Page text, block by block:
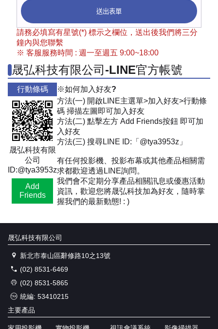
送出表單
請務必填寫有星號(*) 標示之欄位，送出後我們將三分
鐘內與您聯繫
※ 客服服務時間 : 週一至週五 9:00~18:00
晟弘科技有限公司-LINE官方帳號
行動條碼
晟弘科技有限
公司
ID:@tya3953z
Add
Friends
※如何加入好友?
方法(一) 開啟LINE主選單>加入好友>行動條
碼 掃描左圖即可加入好友
方法(二) 點擊左方 Add Friends按鈕 即可加
入好友
方法(三) 搜尋LINE ID:「@tya3953z」
有任何投影機、投影布幕或其他產品相關需
求都歡迎透過LINE詢問。
我們會不定期分享產品相關訊息或優惠活動
資訊，歡迎您將晟弘科技加為好友，隨時掌
握我們的最新動態! : )
晟弘科技有限公司
新北市泰山區辭修路10之13號
(02) 8531-6469
(02) 8531-5865
統編: 53410215
主要產品